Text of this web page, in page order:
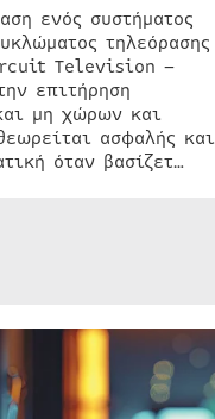
ενός συστήματος
τηλεόρασης
Television –
επιτήρηση
μη χώρων και
ασφαλής και
όταν βασίζετ…